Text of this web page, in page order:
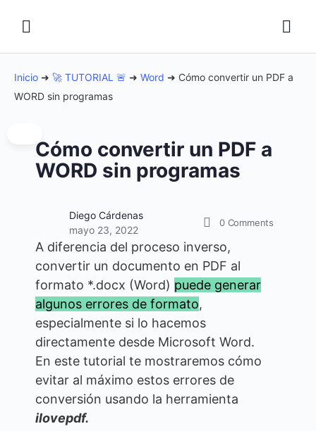
Inicio ➜ 🚀 TUTORIAL 🚨 ➜ Word ➜ Cómo convertir un PDF a
WORD sin programas
Cómo convertir un PDF a
WORD sin programas
Diego Cárdenas
mayo 23, 2022
0 Comments
A diferencia del proceso inverso,
convertir un documento en PDF al
formato *.docx (Word) puede generar
algunos errores de formato,
especialmente si lo hacemos
directamente desde Microsoft Word.
En este tutorial te mostraremos cómo
evitar al máximo estos errores de
conversión usando la herramienta
ilovepdf.